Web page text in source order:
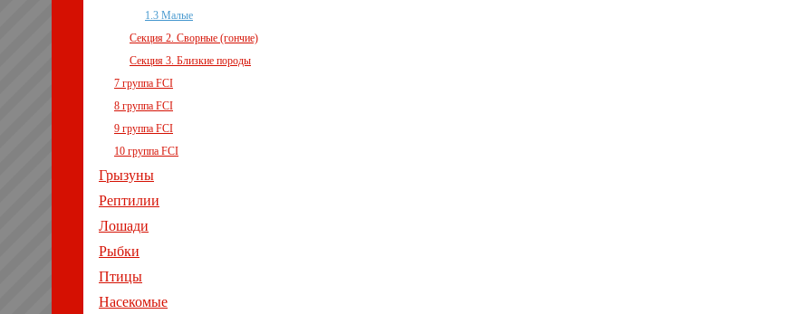
1.3 Малые
Секция 2. Сворные (гончие)
Секция 3. Близкие породы
7 группа FCI
8 группа FCI
9 группа FCI
10 группа FCI
Грызуны
Рептилии
Лошади
Рыбки
Птицы
Насекомые